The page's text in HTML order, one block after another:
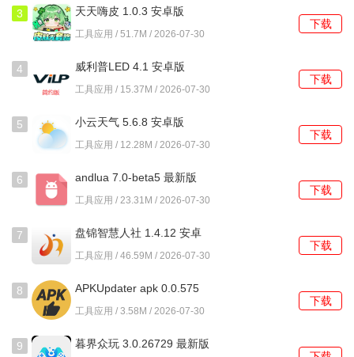
4、学习进度追踪以图表形式展示，能够直观了解在各个模块
花费的时间与完成情况。
使用教程
1、首次进入需要完成专业、年级与求职意向的标签设置，这
些信息会影响后续的内容推荐。
2、在简历中心选择一份模板后，可以逐项填充个人信息、教
育经历、实习实践等内容。
3、利用面试准备区的常见问题库进行练习，尝试用录音功能
记录并回听自己的回答。
4、完成职业测评模块的题目，生成的报告可以作为撰写简历
自我评价部分的参考依据。
5、定期浏览机会栏目，这里聚合了与平台有合作的企业的校
园招聘与实习岗位信息。
3 天天嗨皮 1.0.3 安卓版
工具应用 / 51.7M / 2026-07-30
下载
4 威利普LED 4.1 安卓版
工具应用 / 15.37M / 2026-07-30
下载
5 小云天气 5.6.8 安卓版
工具应用 / 12.28M / 2026-07-30
下载
6 andlua 7.0-beta5 最新版
工具应用 / 23.31M / 2026-07-30
下载
7
盘锦智慧人社 1.4.12 安卓
版
工具应用 / 46.59M / 2026-07-30
下载
8
APKUpdater apk 0.0.575
安卓版
工具应用 / 3.58M / 2026-07-30
下载
9
暮界众玩 3.0.26729 最新版